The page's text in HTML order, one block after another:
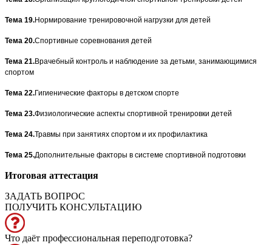
Тема 19.Нормирование тренировочной нагрузки для детей
Тема 20.Спортивные соревнования детей
Тема 21.Врачебный контроль и наблюдение за детьми, занимающимися
спортом
Тема 22.Гигиенические факторы в детском спорте
Тема 23.Физиологические аспекты спортивной тренировки детей
Тема 24.Травмы при занятиях спортом и их профилактика
Тема 25.Дополнительные факторы в системе спортивной подготовки
Итоговая аттестация
ЗАДАТЬ ВОПРОС
ПОЛУЧИТЬ КОНСУЛЬТАЦИЮ
Что даёт профессиональная переподготовка?